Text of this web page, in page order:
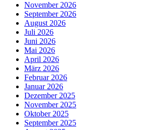
November 2026
September 2026
August 2026
Juli 2026
Juni 2026
Mai 2026
April 2026
März 2026
Februar 2026
Januar 2026
Dezember 2025
November 2025
Oktober 2025
September 2025